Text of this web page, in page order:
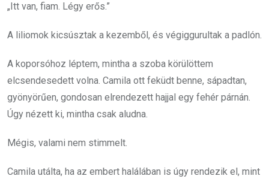
„Itt van, fiam. Légy erős.”
A liliomok kicsúsztak a kezemből, és végiggurultak a padlón.
A koporsóhoz léptem, mintha a szoba körülöttem
elcsendesedett volna. Camila ott feküdt benne, sápadtan,
gyönyörűen, gondosan elrendezett hajjal egy fehér párnán.
Úgy nézett ki, mintha csak aludna.
Mégis, valami nem stimmelt.
Camila utálta, ha az embert halálában is úgy rendezik el, mint